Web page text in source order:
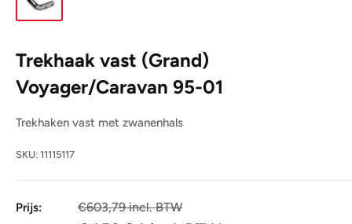
Trekhaak vast (Grand)
Voyager/Caravan 95-01
Trekhaken vast met zwanenhals
SKU: 11115117
Prijs: €603,79 incl. BTW